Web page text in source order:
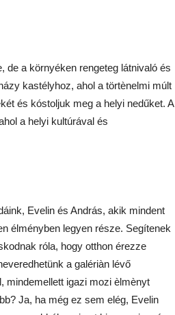
de a környéken rengeteg látnivaló és
kastélyhoz, ahol a törtènelmi múlt
és kóstoljuk meg a helyi nedűket. A
a helyi kultúrával és
Evelin és András, akik mindent
élményben legyen része. Segítenek
róla, hogy otthon érezze
a galériàn lévő
mindemellett igazi mozi èlmènyt
Ja, ha még ez sem elég, Evelin